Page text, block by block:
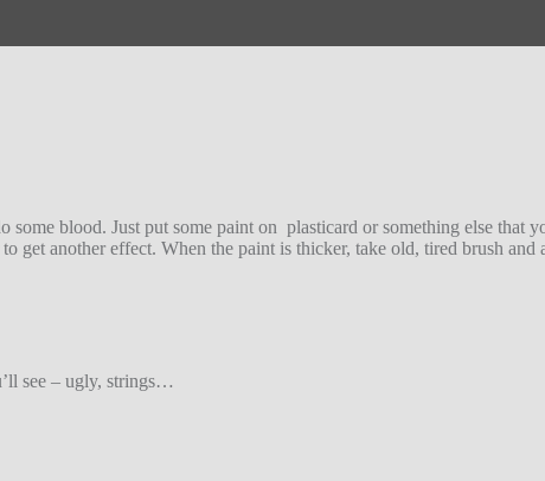
some blood. Just put some paint on plasticard or something else that
get another effect. When the paint is thicker, take old, tired brush
see – ugly, strings…